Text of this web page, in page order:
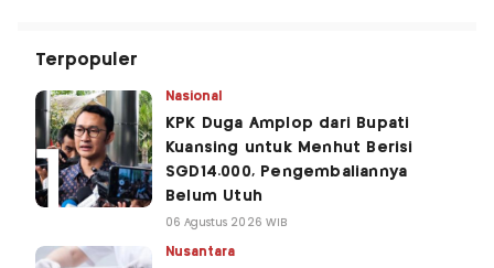
Terpopuler
Nasional
KPK Duga Amplop dari Bupati
Kuansing untuk Menhut Berisi
SGD14.000, Pengembaliannya
Belum Utuh
06 Agustus 2026 WIB
Nusantara